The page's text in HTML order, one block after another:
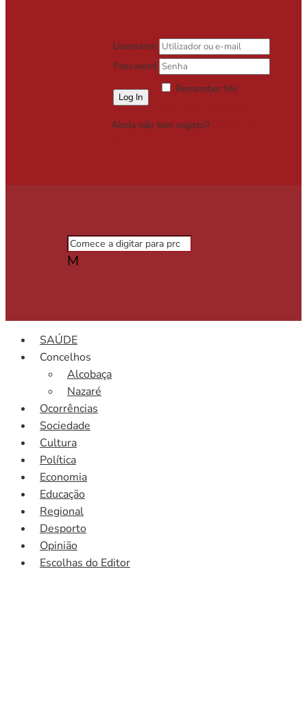
Username
Password
Remember Me
Ainda não tem registo?
M
SAÚDE
Concelhos
Alcobaça
Nazaré
Ocorrências
Sociedade
Cultura
Política
Economia
Educação
Regional
Desporto
Opinião
Escolhas do Editor